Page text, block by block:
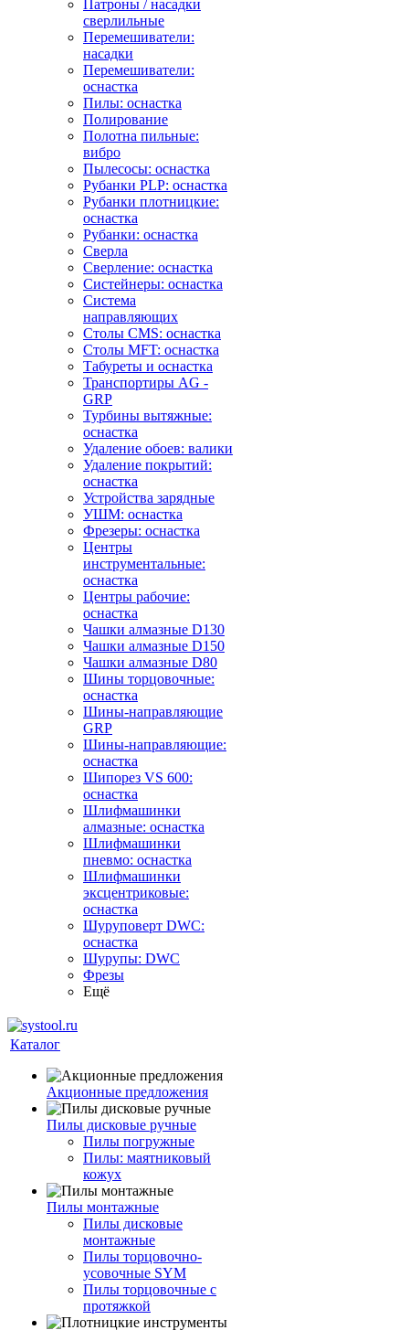
Патроны / насадки
сверлильные
Перемешиватели:
насадки
Перемешиватели:
оснастка
Пилы: оснастка
Полирование
Полотна пильные:
вибро
Пылесосы: оснастка
Рубанки PLP: оснастка
Рубанки плотницкие:
оснастка
Рубанки: оснастка
Сверла
Сверление: оснастка
Систейнеры: оснастка
Система
направляющих
Столы CMS: оснастка
Столы MFT: оснастка
Табуреты и оснастка
Транспортиры AG -
GRP
Турбины вытяжные:
оснастка
Удаление обоев: валики
Удаление покрытий:
оснастка
Устройства зарядные
УШМ: оснастка
Фрезеры: оснастка
Центры
инструментальные:
оснастка
Центры рабочие:
оснастка
Чашки алмазные D130
Чашки алмазные D150
Чашки алмазные D80
Шины торцовочные:
оснастка
Шины-направляющие
GRP
Шины-направляющие:
оснастка
Шипорез VS 600:
оснастка
Шлифмашинки
алмазные: оснастка
Шлифмашинки
пневмо: оснастка
Шлифмашинки
эксцентриковые:
оснастка
Шуруповерт DWC:
оснастка
Шурупы: DWC
Фрезы
Ещё
Каталог
Акционные предложения
Пилы дисковые ручные
Пилы погружные
Пилы: маятниковый
кожух
Пилы монтажные
Пилы дисковые
монтажные
Пилы торцовочно-
усовочные SYM
Пилы торцовочные с
протяжкой